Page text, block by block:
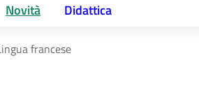
Novità Didattica
francese